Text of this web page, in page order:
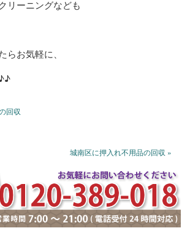
リーニングなども
らお気軽に、
回収
城南区に押入れ不用品の回収 »